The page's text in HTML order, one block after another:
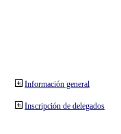
Información general
Inscripción de delegados